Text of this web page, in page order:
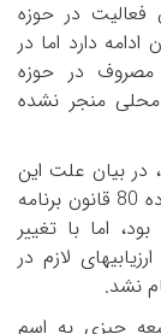
فعالیت در حوزه
دارد اما در
در حوزه
منجر نشده
بیان علت این
نارضایتی‌ها توضیح داد که با وجود آن‌که در ماده 80 قانون برنامه
اما با تغییر
لازم در
نشد.
چیزی به اسم